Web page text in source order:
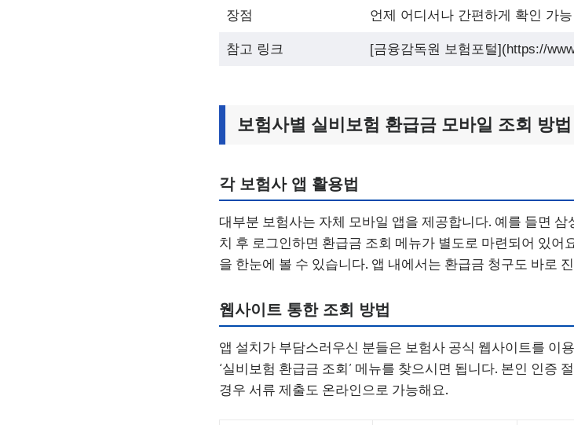
장점 언제 어디서나 간편하게 확인 가능
참고 링크 [금융감독원 보험포털](https://
보험사별 실비보험 환급금 모바일 조회 방법
각 보험사 앱 활용법
대부분 보험사는 자체 모바일 앱을 제공합니다. 예를 들면
치 후 로그인하면 환급금 조회 메뉴가 별도로 마련되어 있어
을 한눈에 볼 수 있습니다. 앱 내에서는 환급금 청구도 바로
웹사이트 통한 조회 방법
앱 설치가 부담스러우신 분들은 보험사 공식 웹사이트를 이
‘실비보험 환급금 조회’ 메뉴를 찾으시면 됩니다. 본인 인증
경우 서류 제출도 온라인으로 가능해요.